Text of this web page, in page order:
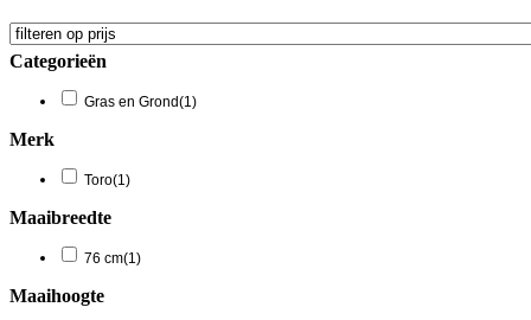
Categorieën
Gras en Grond(1)
Merk
Toro(1)
Maaibreedte
76 cm(1)
Maaihoogte